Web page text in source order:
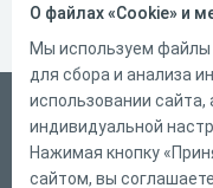
Український
Справка
О файлах «Cookie» и
Мы используем файлы
для сбора и анализа
использовании
индивидуальной
Нажимая кнопку
сайтом, вы